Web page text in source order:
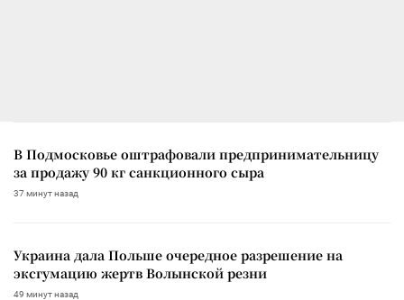
В Подмосковье оштрафовали предпринимательницу
за продажу 90 кг санкционного сыра
37 минут назад
Украина дала Польше очередное разрешение на
эксгумацию жертв Волынской резни
49 минут назад